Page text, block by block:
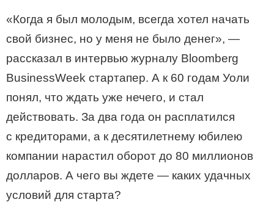
«Когда я был молодым, всегда хотел начать
свой бизнес, но у меня не было денег», —
рассказал в интервью журналу Bloomberg
BusinessWeek стартапер. А к 60 годам Уоли
понял, что ждать уже нечего, и стал
действовать. За два года он расплатился
с кредиторами, а к десятилетнему юбилею
компании нарастил оборот до 80 миллионов
долларов. А чего вы ждете — каких удачных
условий для старта?